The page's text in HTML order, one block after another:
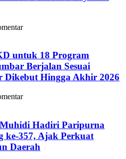
untuk 18 Program
Berjalan Sesuai
Dikebut Hingga Akhir 2026
Hadiri Paripurna
ke-357, Ajak Perkuat
Daerah